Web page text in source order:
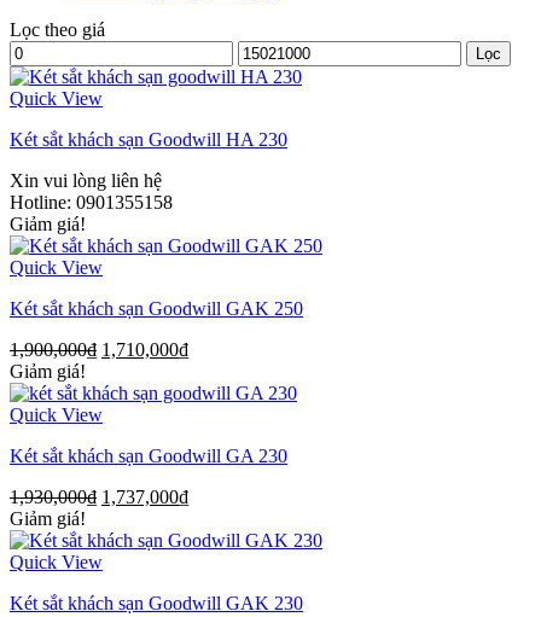
Lọc theo giá
Lọc
Quick View
Két sắt khách sạn Goodwill HA 230
Xin vui lòng liên hệ
Hotline: 0901355158
Giảm giá!
Quick View
Két sắt khách sạn Goodwill GAK 250
1,900,000₫ 1,710,000₫
Giảm giá!
Quick View
Két sắt khách sạn Goodwill GA 230
1,930,000₫ 1,737,000₫
Giảm giá!
Quick View
Két sắt khách sạn Goodwill GAK 230